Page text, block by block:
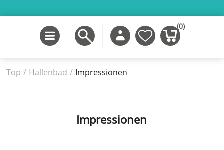
(0)
Top / Hallenbad / Impressionen
Impressionen